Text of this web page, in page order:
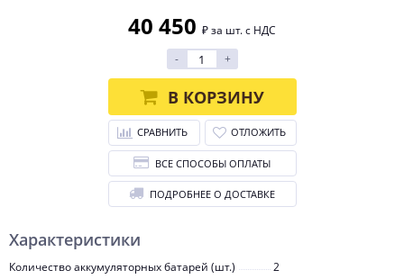
Характеристики
Количество аккумуляторных батарей (шт.)
2
40 450 ₽ за шт. с НДС
-
+
В КОРЗИНУ
СРАВНИТЬ ОТЛОЖИТЬ
ВСЕ СПОСОБЫ ОПЛАТЫ
ПОДРОБНЕЕ О ДОСТАВКЕ